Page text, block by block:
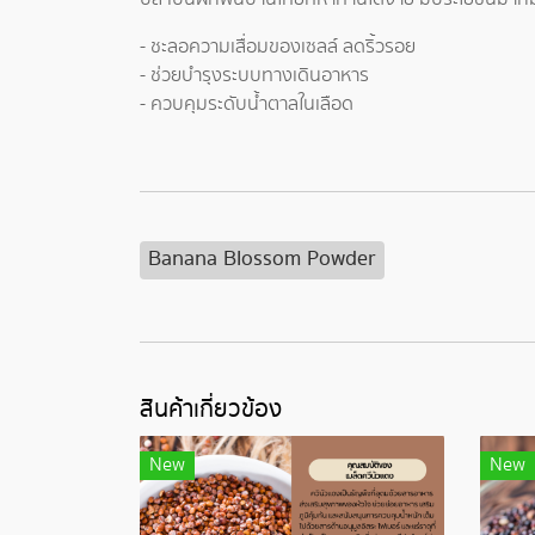
- ชะลอความเสื่อมของเซลล์ ลดริ้วรอย
- ช่วยบำรุงระบบทางเดินอาหาร
- ควบคุมระดับน้ำตาลในเลือด
Banana Blossom Powder
สินค้าเกี่ยวข้อง
New New